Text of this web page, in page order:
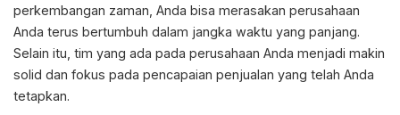
perkembangan zaman, Anda bisa merasakan perusahaan
Anda terus bertumbuh dalam jangka waktu yang panjang.
Selain itu, tim yang ada pada perusahaan Anda menjadi makin
solid dan fokus pada pencapaian penjualan yang telah Anda
tetapkan.